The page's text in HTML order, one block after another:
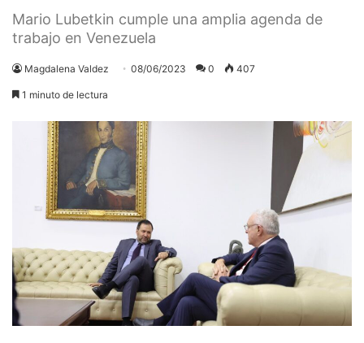
Mario Lubetkin cumple una amplia agenda de
trabajo en Venezuela
Magdalena Valdez 08/06/2023 0 407
1 minuto de lectura